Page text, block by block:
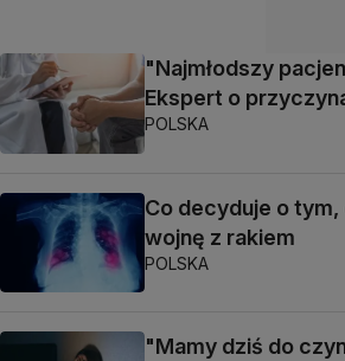
"Najmłodszy
Ekspert o
POLSKA
Co decyduje o
wojnę z rakiem
POLSKA
"Mamy dziś do